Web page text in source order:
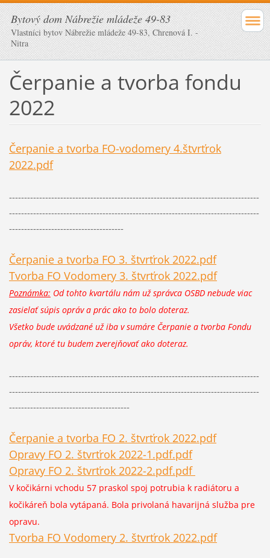
Bytový dom Nábrežie mládeže 49-83
Vlastníci bytov Nábrežie mládeže 49-83, Chrenová I. -
Nitra
Čerpanie a tvorba fondu
2022
Čerpanie a tvorba FO-vodomery 4.štvrťrok
2022.pdf
-----------------------------------------------------------------------------------
-----------------------------------------------------------------------------------
--------------------------------------
Čerpanie a tvorba FO 3. štvrťrok 2022.pdf
Tvorba FO Vodomery 3. štvrťrok 2022.pdf
Poznámka: Od tohto kvartálu nám už správca OSBD nebude viac
zasielať súpis opráv a prác ako to bolo doteraz.
Všetko bude uvádzané už iba v sumáre Čerpanie a tvorba Fondu
opráv, ktoré tu budem zverejňovať ako doteraz.
-----------------------------------------------------------------------------------
-----------------------------------------------------------------------------------
----------------------------------------
Čerpanie a tvorba FO 2. štvrťrok 2022.pdf
Opravy FO 2. štvrťrok 2022-1.pdf.pdf
Opravy FO 2. štvrťrok 2022-2.pdf.pdf
V kočikárni vchodu 57 praskol spoj potrubia k radiátoru a
kočikáreň bola vytápaná. Bola privolaná havarijná služba pre
opravu.
Tvorba FO Vodomery 2. štvrťrok 2022.pdf